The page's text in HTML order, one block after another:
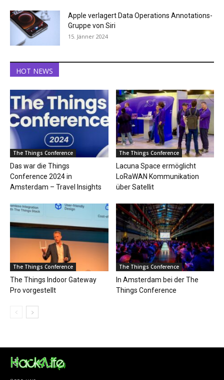
Apple verlagert Data Operations Annotations-
Gruppe von Siri
15. Jänner 2024
HOT NEWS
The Things Conference
Das war die Things
Conference 2024 in
Amsterdam – Travel Insights
The Things Conference
Lacuna Space ermöglicht
LoRaWAN Kommunikation
über Satellit
The Things Conference
The Things Indoor Gateway
Pro vorgestellt
The Things Conference
In Amsterdam bei der The
Things Conference